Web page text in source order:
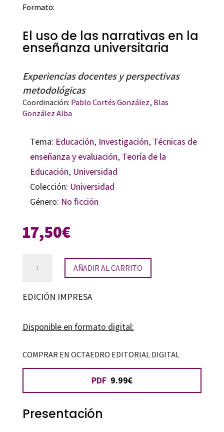
Formato:
El uso de las narrativas en la
enseñanza universitaria
Experiencias docentes y perspectivas
metodológicas
Coordinación: Pablo Cortés González, Blas
González Alba
Tema: Educación, Investigación, Técnicas de
enseñanza y evaluación, Teoría de la
Educación, Universidad
Colección: Universidad
Género: No ficción
17,50€
narrativas
la
enseñanza
cantidad
AÑADIR AL CARRITO
EDICIÓN IMPRESA
Disponible en formato digital:
COMPRAR EN OCTAEDRO EDITORIAL DIGITAL
PDF 9.99€
Presentación